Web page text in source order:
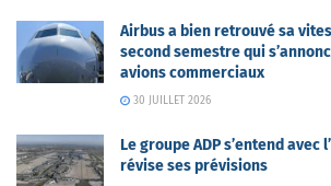
Airbus a bien retrouvé sa
second semestre qui
avions commerciaux
30 JUILLET 2026
Le groupe ADP s’entend avec
révise ses prévisions